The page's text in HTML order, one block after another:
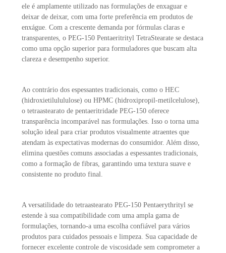
ele é amplamente utilizado nas formulações de enxaguar e
deixar de deixar, com uma forte preferência em produtos de
enxágue. Com a crescente demanda por fórmulas claras e
transparentes, o PEG-150 Pentaeritrityl TetraStearate se destaca
como uma opção superior para formuladores que buscam alta
clareza e desempenho superior.
Ao contrário dos espessantes tradicionais, como o HEC
(hidroxietilulululose) ou HPMC (hidroxipropil-metilcelulose),
o tetraastearato de pentaeritridade PEG-150 oferece
transparência incomparável nas formulações. Isso o torna uma
solução ideal para criar produtos visualmente atraentes que
atendam às expectativas modernas do consumidor. Além disso,
elimina questões comuns associadas a espessantes tradicionais,
como a formação de fibras, garantindo uma textura suave e
consistente no produto final.
A versatilidade do tetraastearato PEG-150 Pentaerythrityl se
estende à sua compatibilidade com uma ampla gama de
formulações, tornando-a uma escolha confiável para vários
produtos para cuidados pessoais e limpeza. Sua capacidade de
fornecer excelente controle de viscosidade sem comprometer a